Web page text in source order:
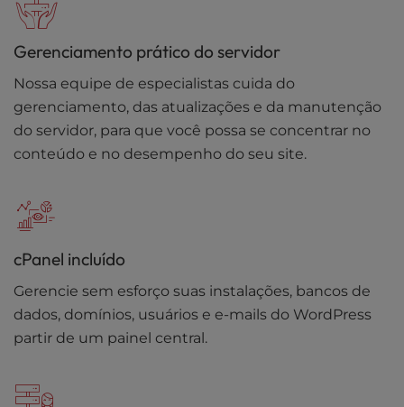
Gerenciamento prático do servidor
Nossa equipe de especialistas cuida do
gerenciamento, das atualizações e da manutenção
do servidor, para que você possa se concentrar no
conteúdo e no desempenho do seu site.
cPanel incluído
Gerencie sem esforço suas instalações, bancos de
dados, domínios, usuários e e-mails do WordPress
partir de um painel central.